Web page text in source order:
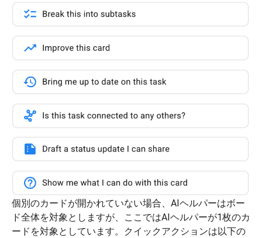
個別のカードが開かれていない場合、AIヘルパーはボー
ド全体を対象としますが、ここではAIヘルパーが1枚のカ
ードを対象としています。クイックアクションは以下の